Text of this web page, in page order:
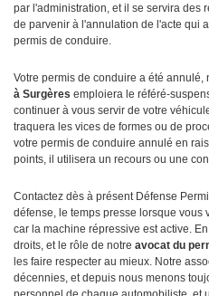
par l'administration, et il se servira des
de parvenir à l'annulation de l'acte qui
permis de conduire.
Votre permis de conduire a été annulé,
à Surgères emploiera le référé-
continuer à vous servir de votre
traquera les vices de formes ou de
votre permis de conduire annulé en
points, il utilisera un recours ou une
Contactez dès à présent Défense
défense, le temps presse lorsque vous
car la machine répressive est active.
droits, et le rôle de notre avocat du
les faire respecter au mieux. Notre
décennies, et depuis nous menons